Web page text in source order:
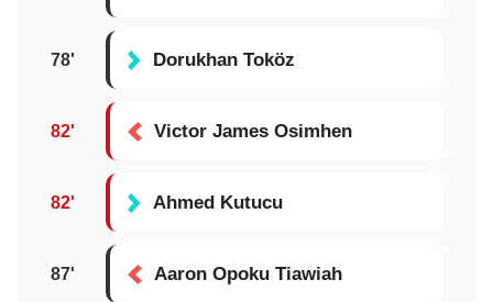
78' Dorukhan Toköz
82' Victor James Osimhen
82' Ahmed Kutucu
87' Aaron Opoku Tiawiah